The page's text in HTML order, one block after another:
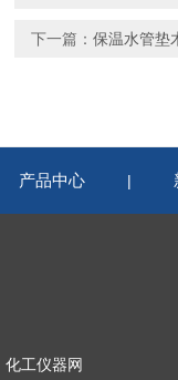
下一篇： 保温水管垫
产品中心 |
化工仪器网